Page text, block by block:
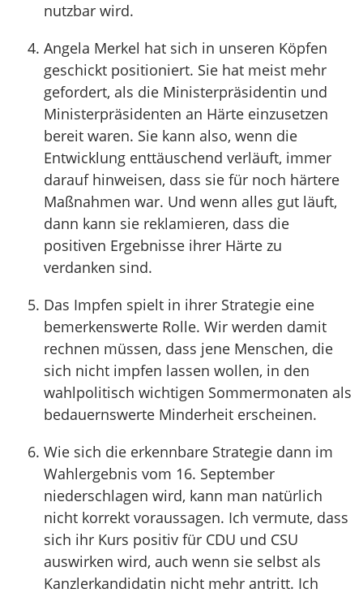
nutzbar wird.
Angela Merkel hat sich in unseren Köpfen
geschickt positioniert. Sie hat meist mehr
gefordert, als die Ministerpräsidentin und
Ministerpräsidenten an Härte einzusetzen
bereit waren. Sie kann also, wenn die
Entwicklung enttäuschend verläuft, immer
darauf hinweisen, dass sie für noch härtere
Maßnahmen war. Und wenn alles gut läuft,
dann kann sie reklamieren, dass die
positiven Ergebnisse ihrer Härte zu
verdanken sind.
Das Impfen spielt in ihrer Strategie eine
bemerkenswerte Rolle. Wir werden damit
rechnen müssen, dass jene Menschen, die
sich nicht impfen lassen wollen, in den
wahlpolitisch wichtigen Sommermonaten als
bedauernswerte Minderheit erscheinen.
Wie sich die erkennbare Strategie dann im
Wahlergebnis vom 16. September
niederschlagen wird, kann man natürlich
nicht korrekt voraussagen. Ich vermute, dass
sich ihr Kurs positiv für CDU und CSU
auswirken wird, auch wenn sie selbst als
Kanzlerkandidatin nicht mehr antritt. Ich